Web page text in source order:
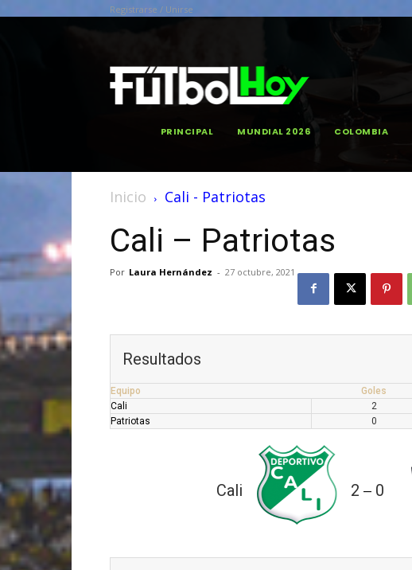
Registrarse / Unirse
PRINCIPAL MUNDIAL 2026 COLOMBIA
Inicio Cali - Patriotas
Cali – Patriotas
Por Laura Hernández - 27 octubre, 2021
Resultados
Equipo Goles
Cali
2
Patriotas
0
Cali 2 — 0